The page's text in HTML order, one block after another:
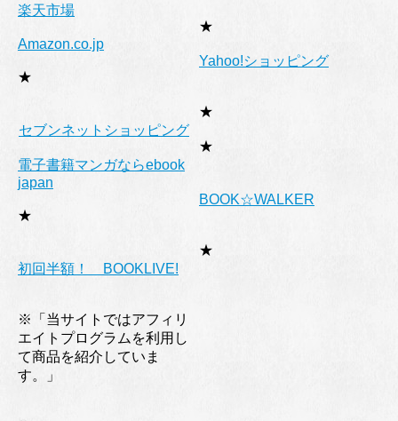
楽天市場
★
Amazon.co.jp
★
Yahoo!ショッピング
★
セブンネットショッピング
★
電子書籍マンガならebook
japan
★
BOOK☆WALKER
★
初回半額！ BOOKLIVE!
※「当サイトではアフィリ
エイトプログラムを利用し
て商品を紹介していま
す。」